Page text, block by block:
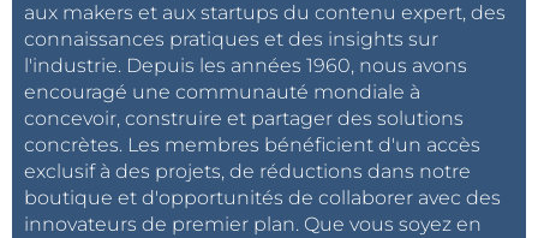
aux makers et aux startups du contenu expert, des
connaissances pratiques et des insights sur
l'industrie. Depuis les années 1960, nous avons
encouragé une communauté mondiale à
concevoir, construire et partager des solutions
concrètes. Les membres bénéficient d'un accès
exclusif à des projets, de réductions dans notre
boutique et d'opportunités de collaborer avec des
innovateurs de premier plan. Que vous soyez en